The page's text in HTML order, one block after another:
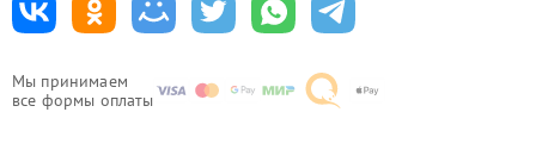
Мы принимаем
все формы оплаты